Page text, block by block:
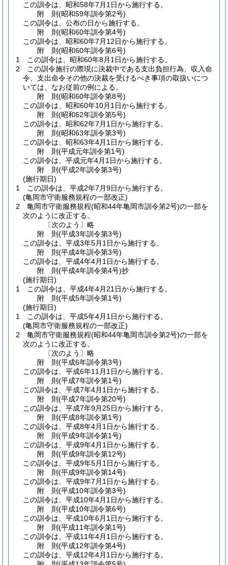
この訓令は、昭和58年7月1日から施行する。
附 則(昭和59年訓令第2号)
この訓令は、公布の日から施行する。
附 則(昭和60年訓令第4号)
この訓令は、昭和60年7月12日から施行する。
附 則(昭和60年訓令第6号)
1
この訓令は、昭和60年8月1日から施行する。
2
この訓令施行の際現に決裁中である支出負担行為、収入命
令、支出命令その他の決裁を受けるべき事項の取扱いにつ
いては、なお従前の例による。
附 則(昭和60年訓令第8号)
この訓令は、昭和60年10月1日から施行する。
附 則(昭和62年訓令第5号)
この訓令は、昭和62年7月1日から施行する。
附 則(昭和63年訓令第3号)
この訓令は、昭和63年4月1日から施行する。
附 則(平成元年訓令第1号)
この訓令は、平成元年4月1日から施行する。
附 則(平成2年訓令第3号)
(施行期日)
1
この訓令は、平成2年7月9日から施行する。
(亀岡市守衛服務規程の一部改正)
2
亀岡市守衛服務規程(昭和44年亀岡市訓令第2号)の一部を
次のように改正する。
〔次のよう〕略
附 則(平成3年訓令第3号)
この訓令は、平成3年5月1日から施行する。
附 則(平成4年訓令第3号)
この訓令は、平成4年4月1日から施行する。
附 則(平成4年訓令第4号)抄
(施行期日)
1
この訓令は、平成4年4月21日から施行する。
附 則(平成5年訓令第1号)
(施行期日)
1
この訓令は、平成5年4月1日から施行する。
(亀岡市守衛服務規程の一部改正)
2
亀岡市守衛服務規程(昭和44年亀岡市訓令第2号)の一部を
次のように改正する。
〔次のよう〕略
附 則(平成6年訓令第3号)
この訓令は、平成6年11月1日から施行する。
附 則(平成7年訓令第1号)
この訓令は、平成7年4月1日から施行する。
附 則(平成7年訓令第20号)
この訓令は、平成7年9月25日から施行する。
附 則(平成8年訓令第1号)
この訓令は、平成8年4月1日から施行する。
附 則(平成9年訓令第1号)
この訓令は、平成9年4月1日から施行する。
附 則(平成9年訓令第12号)
この訓令は、平成9年5月1日から施行する。
附 則(平成9年訓令第14号)
この訓令は、平成9年7月1日から施行する。
附 則(平成10年訓令第3号)
この訓令は、平成10年4月1日から施行する。
附 則(平成10年訓令第6号)
この訓令は、平成10年6月1日から施行する。
附 則(平成11年訓令第1号)
この訓令は、平成11年4月1日から施行する。
附 則(平成12年訓令第4号)
この訓令は、平成12年4月1日から施行する。